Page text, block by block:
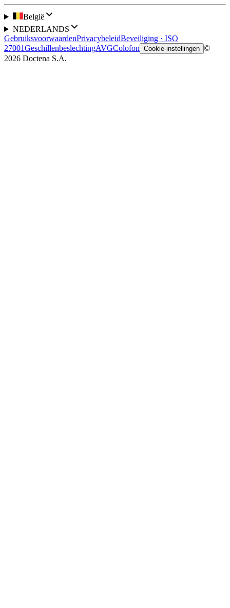
België
NEDERLANDS
GebruiksvoorwaardenPrivacybeleidBeveiliging · ISO
27001GeschillenbeslechtingAVGColofon Cookie-instellingen ©
2026 Doctena S.A.